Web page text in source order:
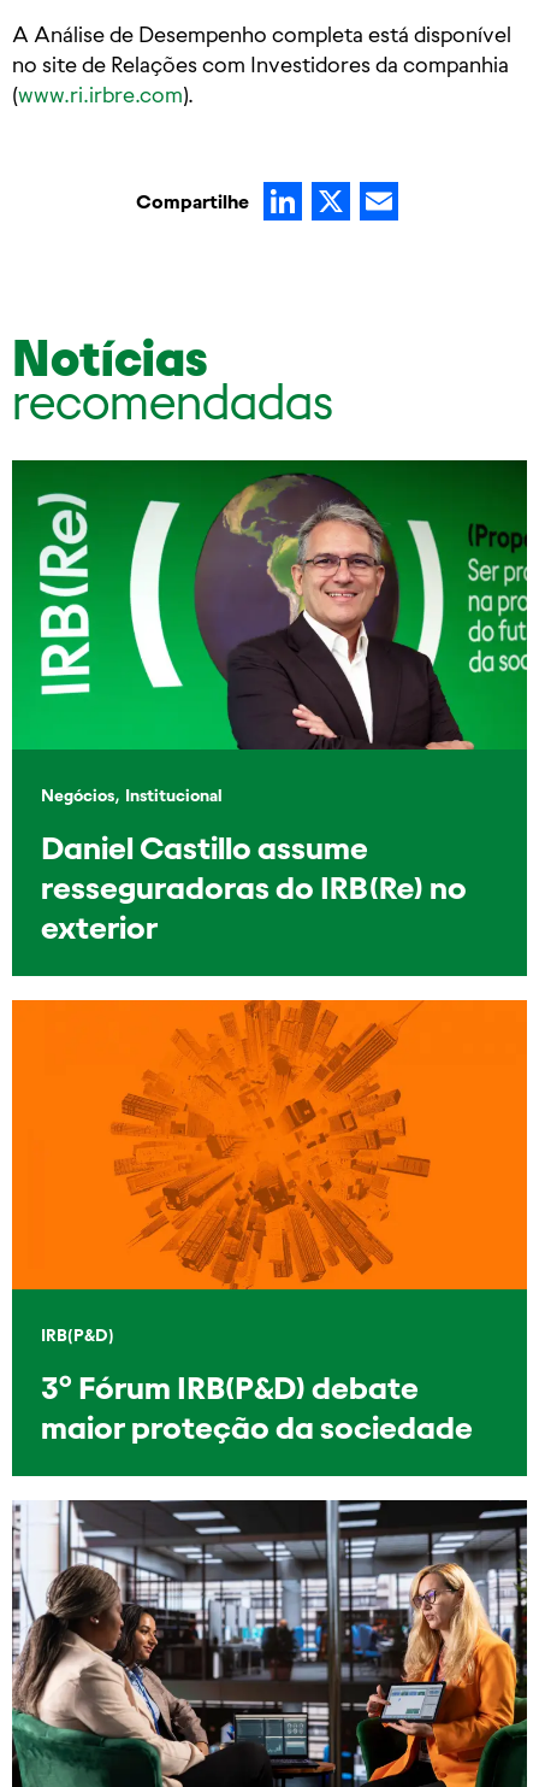
A Análise de Desempenho completa está disponível
no site de Relações com Investidores da companhia
(www.ri.irbre.com).
Compartilhe LinkedIn
X
Notícias
recomendadas
Negócios, Institucional
Daniel Castillo assume
resseguradoras do IRB(Re) no
exterior
IRB(P&D)
3º Fórum IRB(P&D) debate
maior proteção da sociedade